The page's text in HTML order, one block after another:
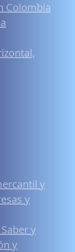
Colombia
y
y
y
y